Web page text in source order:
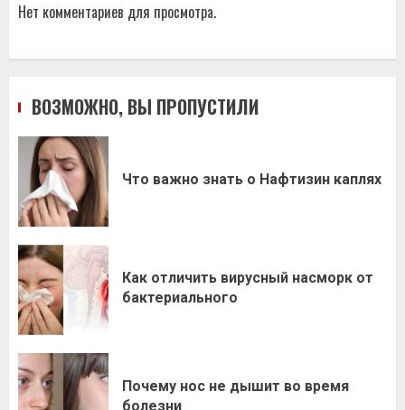
Нет комментариев для просмотра.
ВОЗМОЖНО, ВЫ ПРОПУСТИЛИ
Что важно знать о Нафтизин каплях
Как отличить вирусный насморк от
бактериального
Почему нос не дышит во время
болезни